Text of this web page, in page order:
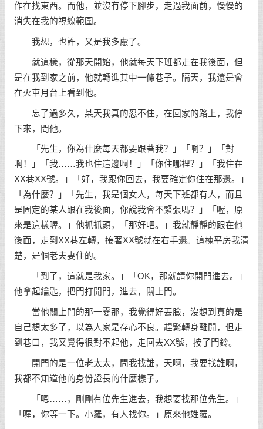
作在找東西。而他，並沒有停下腳步，走過我面前，慢慢的
消失在我的視線範圍。
我想，也許，又是我多慮了。
就這樣，從那天開始，他就每天下班都走在我後面，但
是在我到家之前，他就轉進其中一條巷子。隔天，我還是會
在火車月台上看到他。
忘了過多久，某天我真的忍不住，在回家的路上，我停
下來，問他。
「先生，你為什麼每天都要跟著我？」「啊？」「對
啊！」「我……我也住這邊啊！」「你住哪裡？」「我住在
XX巷XX號。」「好，我跟你回去，我要確定你住在那邊。」
「為什麼？」「先生，我是個女人，每天下班都有人，而且
是固定的某人跟在我後面，你說我會不緊張嗎？」「喔，原
來是這樣喔。」他抓抓頭，「那好吧。」我就靜靜的跟在他
後面，走到XX巷左轉，接著XX號就在右手邊。這棟平房我清
楚，是個老夫妻住的。
「到了，這就是我家。」「OK，那就請你開門進去。」
他拿起鑰匙，把門打開門，進去，關上門。
當他關上門的那一霎那，我覺得好丟臉，沒想到真的是
自己想太多了，以為人家是存心不良。趕緊轉身離開，但走
到巷口，我又覺得很對不起他，走回去XX號，按了門鈴。
開門的是一位老太太，問我找誰，天啊，我要找誰啊，
我都不知道他的身份證長的什麼樣子。
「嗯……，剛剛有位先生進去，我想要找那位先生。」
「喔，你等一下。小羅，有人找你。」原來他姓羅。